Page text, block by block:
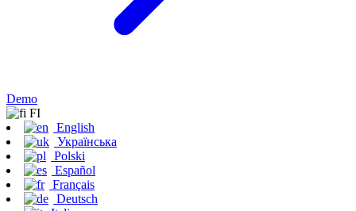
Demo
FI
English
Українська
Polski
Español
Français
Deutsch